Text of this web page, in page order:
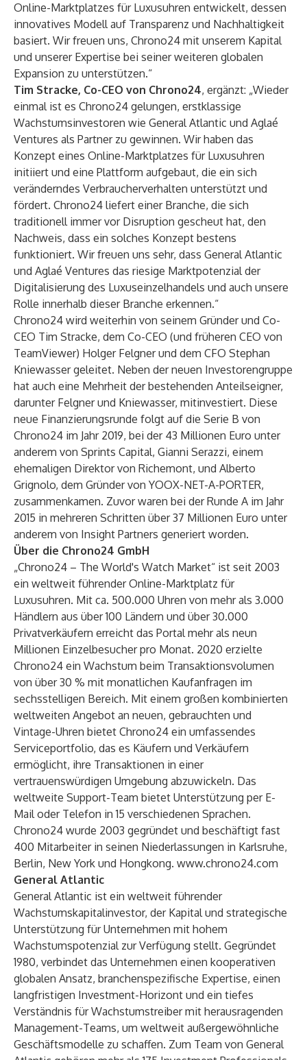
Online-Marktplatzes für Luxusuhren entwickelt, dessen
innovatives Modell auf Transparenz und Nachhaltigkeit
basiert. Wir freuen uns, Chrono24 mit unserem Kapital
und unserer Expertise bei seiner weiteren globalen
Expansion zu unterstützen.“
Tim Stracke, Co-CEO von Chrono24, ergänzt: „Wieder
einmal ist es Chrono24 gelungen, erstklassige
Wachstumsinvestoren wie General Atlantic und Aglaé
Ventures als Partner zu gewinnen. Wir haben das
Konzept eines Online-Marktplatzes für Luxusuhren
initiiert und eine Plattform aufgebaut, die ein sich
veränderndes Verbraucherverhalten unterstützt und
fördert. Chrono24 liefert einer Branche, die sich
traditionell immer vor Disruption gescheut hat, den
Nachweis, dass ein solches Konzept bestens
funktioniert. Wir freuen uns sehr, dass General Atlantic
und Aglaé Ventures das riesige Marktpotenzial der
Digitalisierung des Luxuseinzelhandels und auch unsere
Rolle innerhalb dieser Branche erkennen.“
Chrono24 wird weiterhin von seinem Gründer und Co-
CEO Tim Stracke, dem Co-CEO (und früheren CEO von
TeamViewer) Holger Felgner und dem CFO Stephan
Kniewasser geleitet. Neben der neuen Investorengruppe
hat auch eine Mehrheit der bestehenden Anteilseigner,
darunter Felgner und Kniewasser, mitinvestiert. Diese
neue Finanzierungsrunde folgt auf die Serie B von
Chrono24 im Jahr 2019, bei der 43 Millionen Euro unter
anderem von Sprints Capital, Gianni Serazzi, einem
ehemaligen Direktor von Richemont, und Alberto
Grignolo, dem Gründer von YOOX-NET-A-PORTER,
zusammenkamen. Zuvor waren bei der Runde A im Jahr
2015 in mehreren Schritten über 37 Millionen Euro unter
anderem von Insight Partners generiert worden.
Über die Chrono24 GmbH
„Chrono24 – The World's Watch Market“ ist seit 2003
ein weltweit führender Online-Marktplatz für
Luxusuhren. Mit ca. 500.000 Uhren von mehr als 3.000
Händlern aus über 100 Ländern und über 30.000
Privatverkäufern erreicht das Portal mehr als neun
Millionen Einzelbesucher pro Monat. 2020 erzielte
Chrono24 ein Wachstum beim Transaktionsvolumen
von über 30 % mit monatlichen Kaufanfragen im
sechsstelligen Bereich. Mit einem großen kombinierten
weltweiten Angebot an neuen, gebrauchten und
Vintage-Uhren bietet Chrono24 ein umfassendes
Serviceportfolio, das es Käufern und Verkäufern
ermöglicht, ihre Transaktionen in einer
vertrauenswürdigen Umgebung abzuwickeln. Das
weltweite Support-Team bietet Unterstützung per E-
Mail oder Telefon in 15 verschiedenen Sprachen.
Chrono24 wurde 2003 gegründet und beschäftigt fast
400 Mitarbeiter in seinen Niederlassungen in Karlsruhe,
Berlin, New York und Hongkong. www.chrono24.com
General Atlantic
General Atlantic ist ein weltweit führender
Wachstumskapitalinvestor, der Kapital und strategische
Unterstützung für Unternehmen mit hohem
Wachstumspotenzial zur Verfügung stellt. Gegründet
1980, verbindet das Unternehmen einen kooperativen
globalen Ansatz, branchenspezifische Expertise, einen
langfristigen Investment-Horizont und ein tiefes
Verständnis für Wachstumstreiber mit herausragenden
Management-Teams, um weltweit außergewöhnliche
Geschäftsmodelle zu schaffen. Zum Team von General